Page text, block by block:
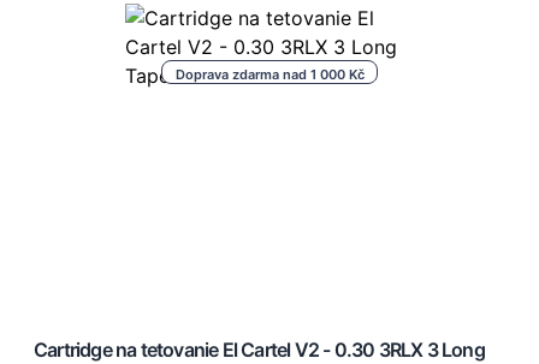
Doprava zdarma nad 1 000 Kč
Cartridge na tetovanie El Cartel V2 - 0.30 3RLX 3 Long